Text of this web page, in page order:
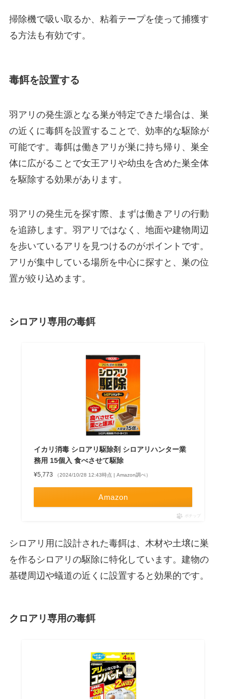
掃除機で吸い取るか、粘着テープを使って捕獲す
る方法も有効です。
毒餌を設置する
羽アリの発生源となる巣が特定できた場合は、巣
の近くに毒餌を設置することで、効率的な駆除が
可能です。毒餌は働きアリが巣に持ち帰り、巣全
体に広がることで女王アリや幼虫を含めた巣全体
を駆除する効果があります。
羽アリの発生元を探す際、まずは働きアリの行動
を追跡します。羽アリではなく、地面や建物周辺
を歩いているアリを見つけるのがポイントです。
アリが集中している場所を中心に探すと、巣の位
置が絞り込めます。
シロアリ専用の毒餌
イカリ消毒 シロアリ駆除剤 シロアリハンター業
務用 15個入 食べさせて駆除
¥5,773 （2024/10/28 12:43時点 | Amazon調べ）
Amazon
ポチップ
シロアリ用に設計された毒餌は、木材や土壌に巣
を作るシロアリの駆除に特化しています。建物の
基礎周辺や蟻道の近くに設置すると効果的です。
クロアリ専用の毒餌